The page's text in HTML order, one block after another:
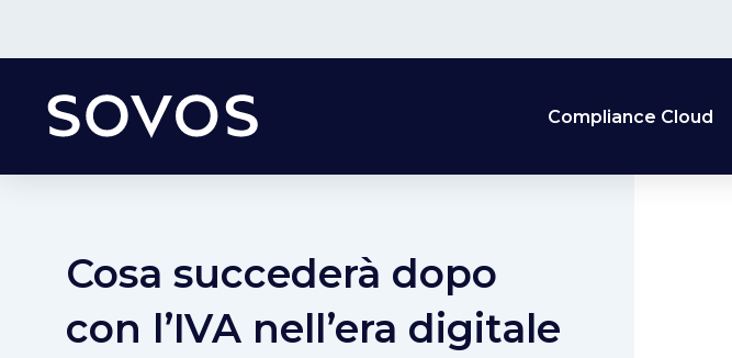
Compliance Cloud
Cosa succederà dopo
con l’IVA nell’era digitale